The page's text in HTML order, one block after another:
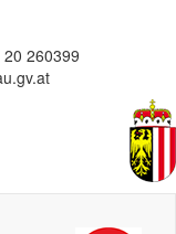
260399